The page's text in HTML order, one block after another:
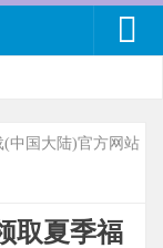
(中国大陆)官方网站
取夏季福